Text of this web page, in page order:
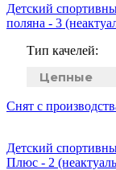
Детский
поляна - 3
Тип качелей:
Цепные
Снят с
Детский
Плюс - 2